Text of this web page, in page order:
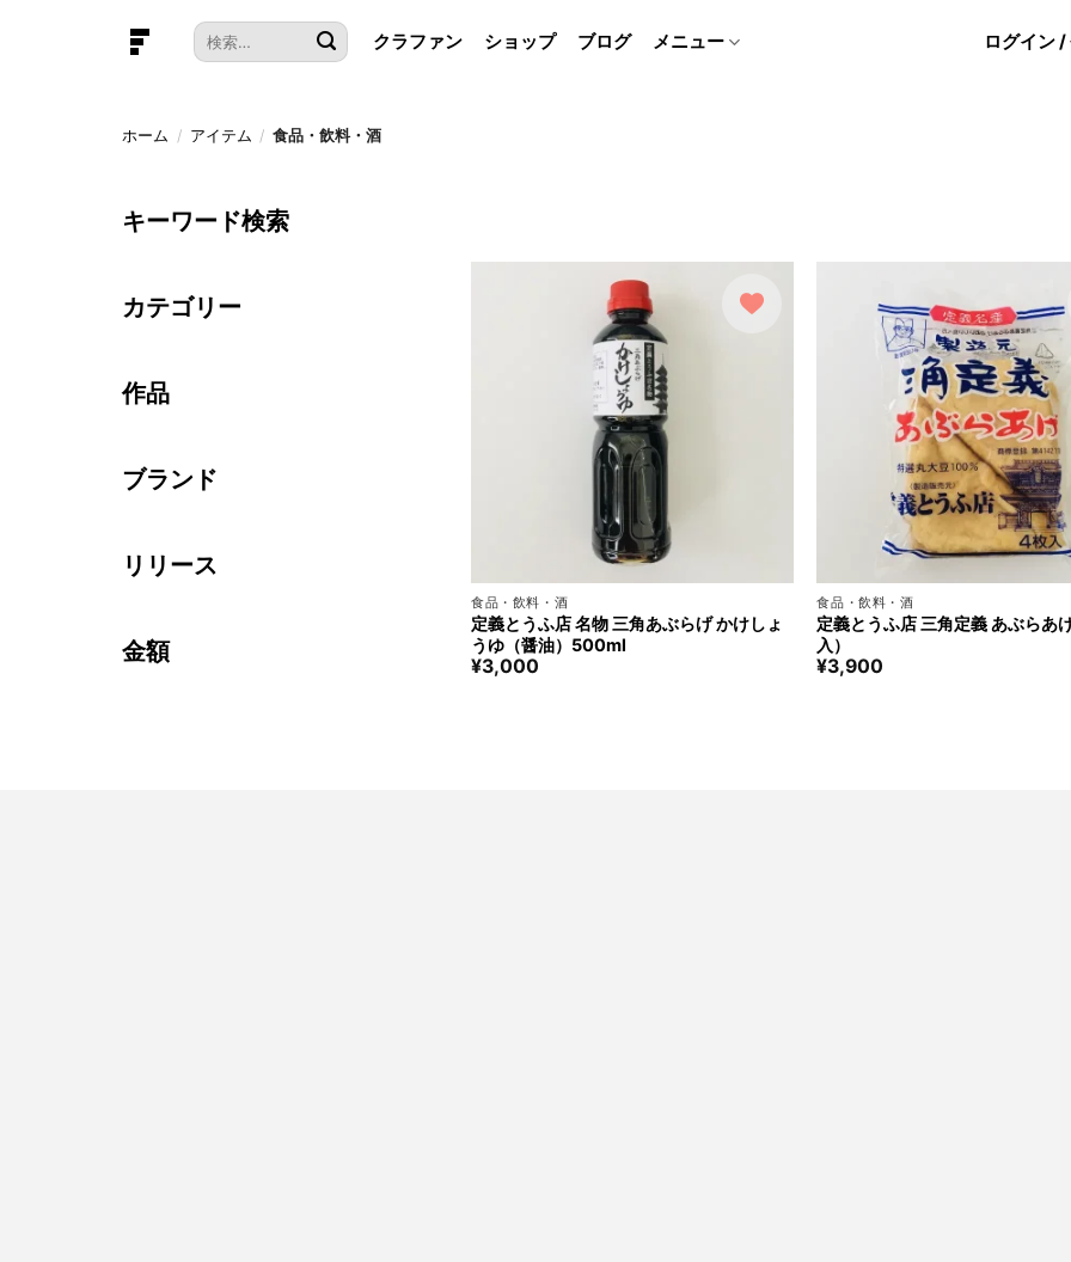
検
索
クラファン ショップ ブログ メニュー ログイン
ホーム / アイテム / 食品・飲料・酒
キーワード検索
カテゴリー
作品
ブランド
リリース
金額
食品・飲料・酒
定義とうふ店 名物 三角あぶらげ かけしょ
うゆ（醤油）500ml
¥3,000
食品・飲料・酒
定義とうふ店 三角定義 あぶらあ
入）
¥3,900